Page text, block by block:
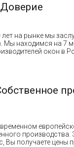
Доверие
лет на рынке мы
Мы находимся на 7
окон в
производства.
Вы получаете цены